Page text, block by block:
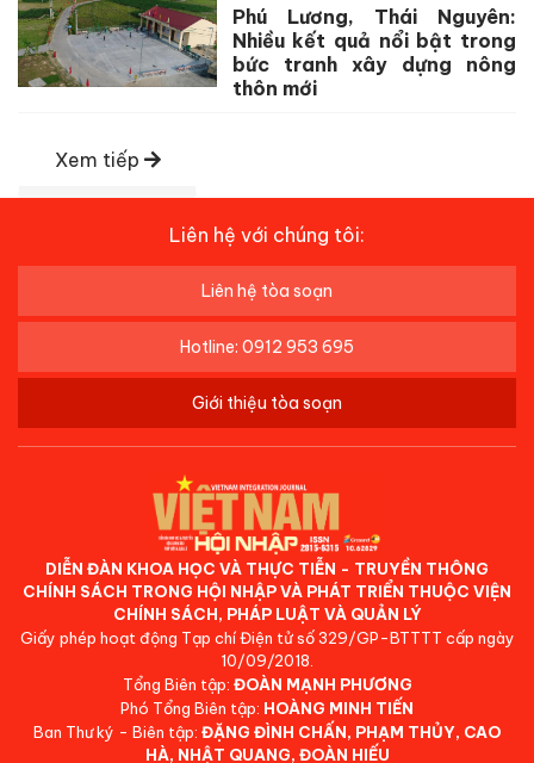
Phú Lương, Thái Nguyên:
Nhiều kết quả nổi bật trong
bức tranh xây dựng nông
thôn mới
Xem tiếp
Liên hệ với chúng tôi:
Liên hệ tòa soạn
Hotline: 0912 953 695
Giới thiệu tòa soạn
DIỄN ĐÀN KHOA HỌC VÀ THỰC TIỄN - TRUYỀN THÔNG
CHÍNH SÁCH TRONG HỘI NHẬP VÀ PHÁT TRIỂN THUỘC VIỆN
CHÍNH SÁCH, PHÁP LUẬT VÀ QUẢN LÝ
Giấy phép hoạt động Tạp chí Điện tử số 329/GP-BTTTT cấp ngày
10/09/2018.
Tổng Biên tập: ĐOÀN MẠNH PHƯƠNG
Phó Tổng Biên tập: HOÀNG MINH TIẾN
Ban Thư ký - Biên tập: ĐẶNG ĐÌNH CHẤN, PHẠM THỦY, CAO
HÀ, NHẬT QUANG, ĐOÀN HIẾU